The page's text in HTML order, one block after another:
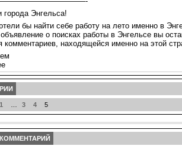
города Энгельса!
бы найти себе работу на лето именно в
о поисках работы в Энгельсе вы
находящейся именно на этой
1 3 4 5